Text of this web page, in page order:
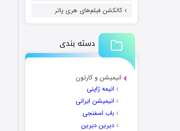
کالکشن فیلم‌های هری پاتر
دسته بندی
انیمیشن و کارتون
انیمه ژاپنی
انیمیشن ایرانی
باب اسفنجی
دیرین دیرین